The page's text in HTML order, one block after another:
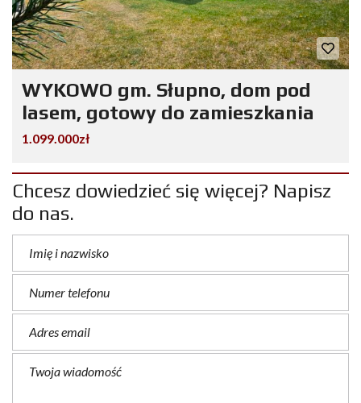
WYKOWO gm. Słupno, dom pod
lasem, gotowy do zamieszkania
1.099.000zł
Chcesz dowiedzieć się więcej? Napisz
do nas.